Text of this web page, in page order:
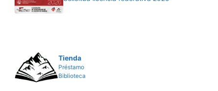
Tienda
Préstamo
Biblioteca